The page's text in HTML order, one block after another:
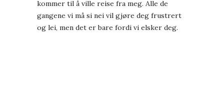
kommer til å ville reise fra meg. Alle de
gangene vi må si nei vil gjøre deg frustrert
og lei, men det er bare fordi vi elsker deg.